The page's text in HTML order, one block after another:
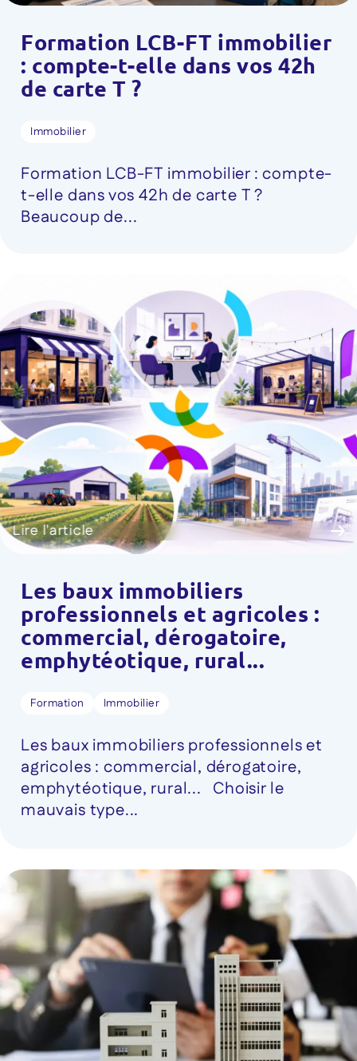
Formation LCB-FT immobilier
: compte-t-elle dans vos 42h
de carte T ?
Immobilier
Formation LCB-FT immobilier : compte-
t-elle dans vos 42h de carte T ?
Beaucoup de...
Lire l'article
Les baux immobiliers
professionnels et agricoles :
commercial, dérogatoire,
emphytéotique, rural...
Formation Immobilier
Les baux immobiliers professionnels et
agricoles : commercial, dérogatoire,
emphytéotique, rural... Choisir le
mauvais type...